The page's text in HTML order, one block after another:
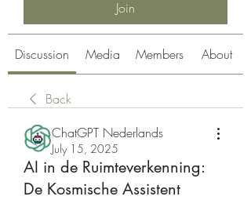
Join
Discussion Media Members About
Back
ChatGPT Nederlands
July 15, 2025
AI in de Ruimteverkenning:
De Kosmische Assistent